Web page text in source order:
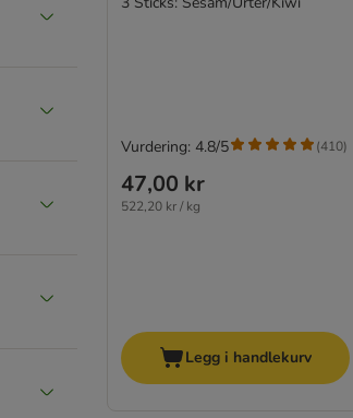
47,00 kr
522,20 kr / kg
Vurdering: 4.8/5 (410)
Legg i handlekurv